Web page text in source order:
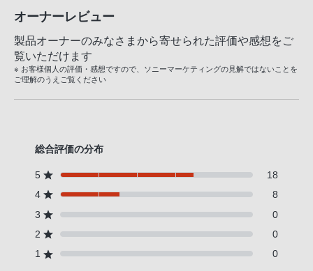
オーナーレビュー
製品オーナーのみなさまから寄せられた評価や感想をご
覧いただけます
※ お客様個人の評価・感想ですので、ソニーマーケティングの見解ではないことを
ご理解のうえご覧ください
総合評価の分布
5
18
4
8
3
0
2
0
1
0